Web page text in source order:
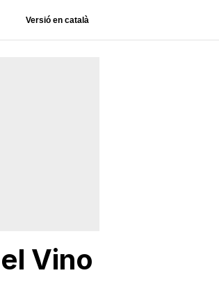
Versió en català
Vino